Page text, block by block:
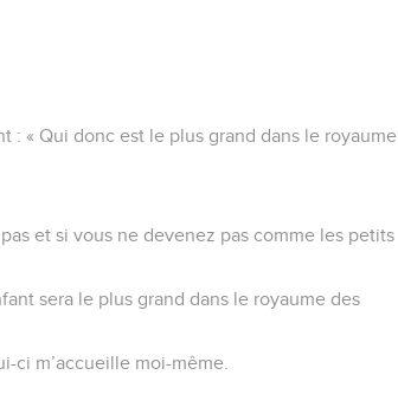
: « Qui donc est le plus grand dans le royaume
et si vous ne devenez pas comme les petits
sera le plus grand dans le royaume des
ci m’accueille moi-même.